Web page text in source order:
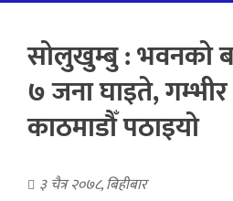
सोलुखुम्बु : भवनको
७ जना घाइते,
काठमाडौँ पठाइयो
३ चैत्र २०७८, बिहीबार